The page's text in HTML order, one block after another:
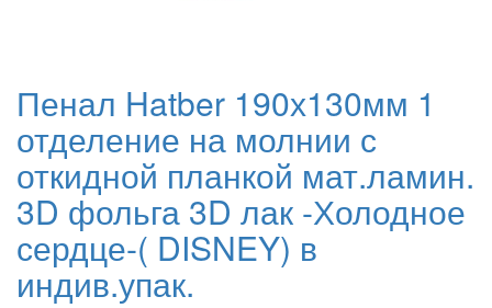
Пенал Hatber 190х130мм 1
отделение на молнии с
откидной планкой мат.ламин.
3D фольга 3D лак -Холодное
сердце-( DISNEY) в
индив.упак.